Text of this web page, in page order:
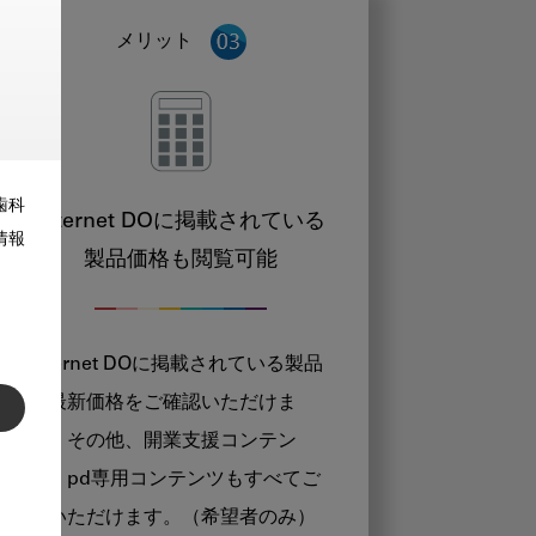
科
報
メリット
Internet DOに掲載されている
製品価格も閲覧可能
Internet DOに掲載されている製品
の最新価格をご確認いただけま
す。その他、開業支援コンテン
ツ、pd専用コンテンツもすべてご
覧いただけます。（希望者のみ）